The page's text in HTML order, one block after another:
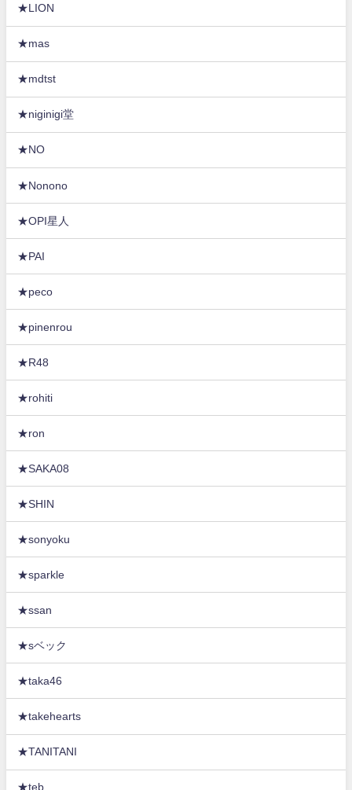
★LION
★mas
★mdtst
★niginigi堂
★NO
★Nonono
★OPI星人
★PAI
★peco
★pinenrou
★R48
★rohiti
★ron
★SAKA08
★SHIN
★sonyoku
★sparkle
★ssan
★sベック
★taka46
★takehearts
★TANITANI
★teb